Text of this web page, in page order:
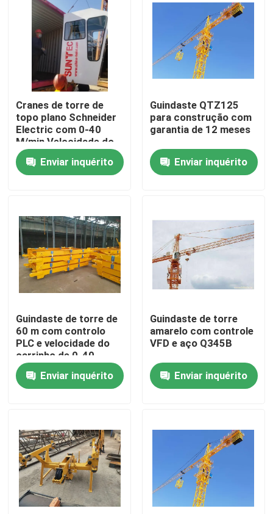
Casa
Vídeos
Quem Somos
Fábrica
Controle de Qualidade
Fale Conosco
Pedir um orçamento
Guindaste de torre superior liso
Guindaste de torre da cabeça de martelo
Cranes de torre de
topo plano Schneider
Electric com 0-40
M/min Velocidade do
carrinho
Enviar inquérito
Guindaste QTZ125
para construção com
garantia de 12 meses
Enviar inquérito
Guindaste de torre de
60 m com controlo
PLC e velocidade do
carrinho de 0-40
M/min
Enviar inquérito
Guindaste de torre
amarelo com controle
VFD e aço Q345B
Enviar inquérito